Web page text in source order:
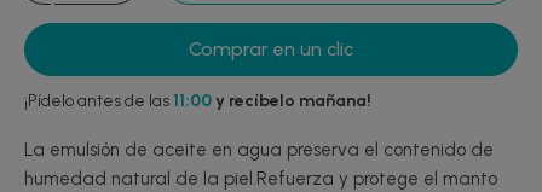
Comprar en un clic
¡Pídelo antes de las 11:00y recíbelo mañana!
La emulsión de aceite en agua preserva el contenido de
humedad natural de la piel.Refuerza y protege el manto